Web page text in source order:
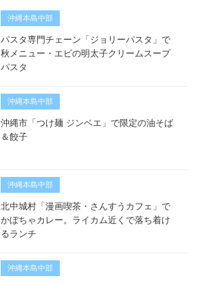
沖縄本島中部
パスタ専門チェーン「ジョリーパスタ」で
秋メニュー・エビの明太子クリームスープ
パスタ
沖縄本島中部
沖縄市「つけ麺 ジンベエ」で限定の油そば
＆餃子
沖縄本島中部
北中城村「漫画喫茶・さんすうカフェ」で
かぼちゃカレー。ライカム近くで落ち着け
るランチ
沖縄本島中部